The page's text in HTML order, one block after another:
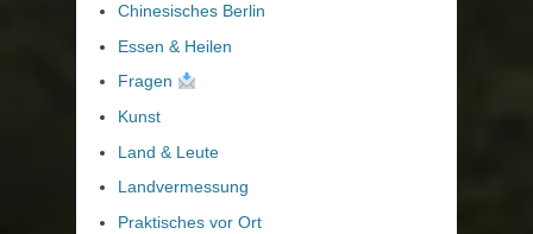
Chinesisches Berlin
Essen & Heilen
Fragen
Kunst
Land & Leute
Landvermessung
Praktisches vor Ort